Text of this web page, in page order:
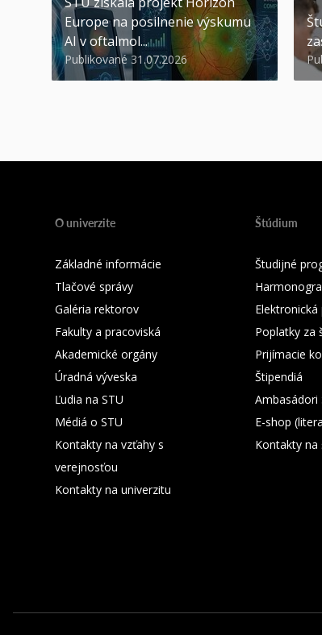
Europe na posilnenie výskumu
AI v oftalmol...
Publikované 31.07.2026
O univerzite
Základné informácie
Tlačové správy
Galéria rektorov
Fakulty a pracoviská
Akademické orgány
Úradná výveska
Ľudia na STU
Médiá o STU
Kontakty na vzťahy s
verejnosťou
Kontakty na univerzitu
Štúdium
Študijné
Elektronická
Poplatky za
Prijímacie
Štipendiá
Ambasádori
E-shop
Kontakty na